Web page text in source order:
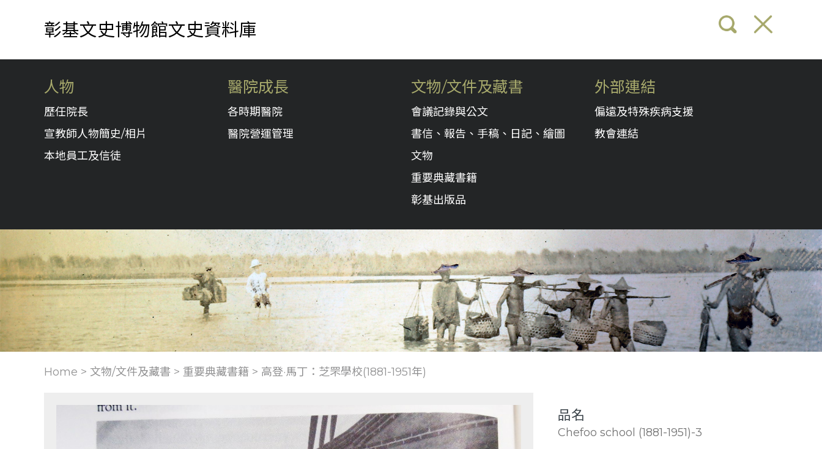
彰基文史博物館文史資料庫
人物
歷任院長
宣教師人物簡史/相片
本地員工及信徒
醫院成長
各時期醫院
醫院營運管理
文物/文件及藏書
會議記錄與公文
書信、報告、手稿、日記、繪圖
文物
重要典藏書籍
彰基出版品
外部連結
偏遠及特殊疾病支援
教會連結
Home > 文物/文件及藏書 > 重要典藏書籍 > 高登·馬丁：芝罘學校(1881-1951年)
品名
Chefoo school (1881-1951)-3